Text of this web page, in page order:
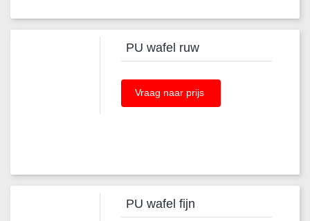
PU wafel ruw
Vraag naar prijs
PU wafel fijn